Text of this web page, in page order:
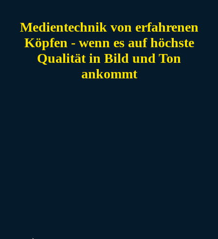
Medientechnik von erfahrenen
Köpfen - wenn es auf höchste
Qualität in Bild und Ton
ankommt